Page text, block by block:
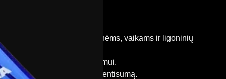
tinka pagyvenusiems žmonėms, vaikams ir ligoninių
gyvūnų vaistų smulkinimui.
ir užtikrina dozės vientisumą.